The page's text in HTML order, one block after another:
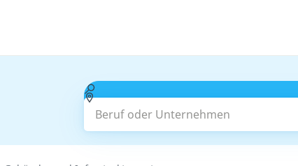
Beruf oder Unternehmen